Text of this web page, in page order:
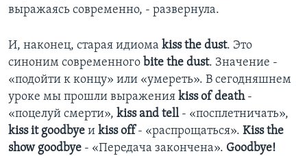
выражаясь современно, - развернула.
И, наконец, старая идиома kiss the dust. Это
синоним современного bite the dust. Значение -
«подойти к концу» или «умереть». В сегодняшнем
уроке мы прошли выражения kiss of death-
«поцелуй смерти», kiss and tell- «посплетничать»,
kiss it goodbye и kiss off- «распрощаться». Kiss the
show goodbye - «Передача закончена». Goodbye!